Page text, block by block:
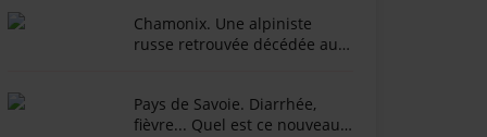
Chamonix. Une alpiniste
russe retrouvée décédée au
Pays de Savoie. Diarrhée,
fièvre... Quel est ce nouveau